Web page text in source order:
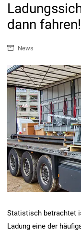
dann fahren!
News
Statistisch betrachtet
Ladung eine der